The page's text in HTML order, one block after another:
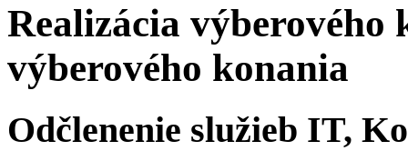
Realizácia
výberového konania
Odčlenenie služieb IT,